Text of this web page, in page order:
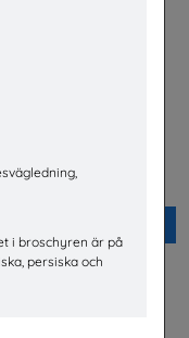
i broschyren är på
persiska och
Sverige